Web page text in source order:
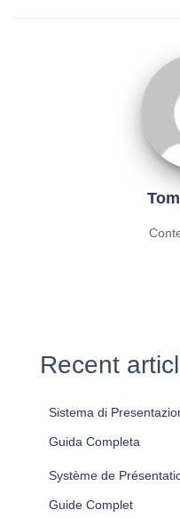
Recent
Sistema di
Guida Completa
Système de
Guide Complet